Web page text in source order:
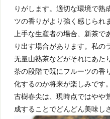
りがします。適切な環境で熟
ツの香りがより強く感じられ
上手な生産者の場合、新茶
り出す場合があります。私の
无量山熟茶などがそれにあた
茶の段階で既にフルーツの香
化するのか将来が楽しみです
古樹春尖は、現時点ではやや
成することでどんどん美味し